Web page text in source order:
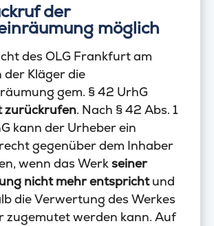
der
möglich
des OLG Frankfurt am
der Kläger die
gem. § 42 UrhG
zurückrufen. Nach § 42 Abs. 1
kann der Urheber ein
gegenüber dem Inhaber
wenn das Werkseiner
nicht mehr entsprichtund
die Verwertung des Werkes
zugemutet werden kann. Auf